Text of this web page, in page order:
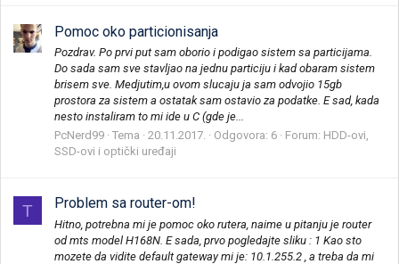
Pomoc oko particionisanja
Pozdrav. Po prvi put sam oborio i podigao sistem sa particijama.
Do sada sam sve stavljao na jednu particiju i kad obaram sistem
brisem sve. Medjutim,u ovom slucaju ja sam odvojio 15gb
prostora za sistem a ostatak sam ostavio za podatke. E sad, kada
nesto instaliram to mi ide u C (gde je...
PcNerd99 Tema 20.11.2017. Odgovora: 6 Forum: HDD-ovi,
SSD-ovi i optički uređaji
T Problem sa router-om!
Hitno, potrebna mi je pomoc oko rutera, naime u pitanju je router
od mts model H168N. E sada, prvo pogledajte sliku : 1 Kao sto
mozete da vidite default gateway mi je: 10.1.255.2 , a treba da mi